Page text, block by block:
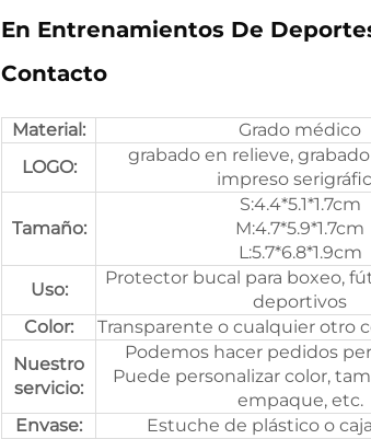
En Entrenamientos De
Contacto
Material:
Grado médico
LOGO:
grabado en relieve,
impreso
Tamaño:
S:4.4*5.1*1.7cm
M:4.7*5.9*1.7cm
L:5.7*6.8*1.9cm
Uso:
Protector bucal para boxeo,
deportivos
Color:
Transparente o cualquier otro
Nuestro
servicio:
Podemos hacer pedidos
Puede personalizar color,
empaque, etc.
Envase:
Estuche de plástico o